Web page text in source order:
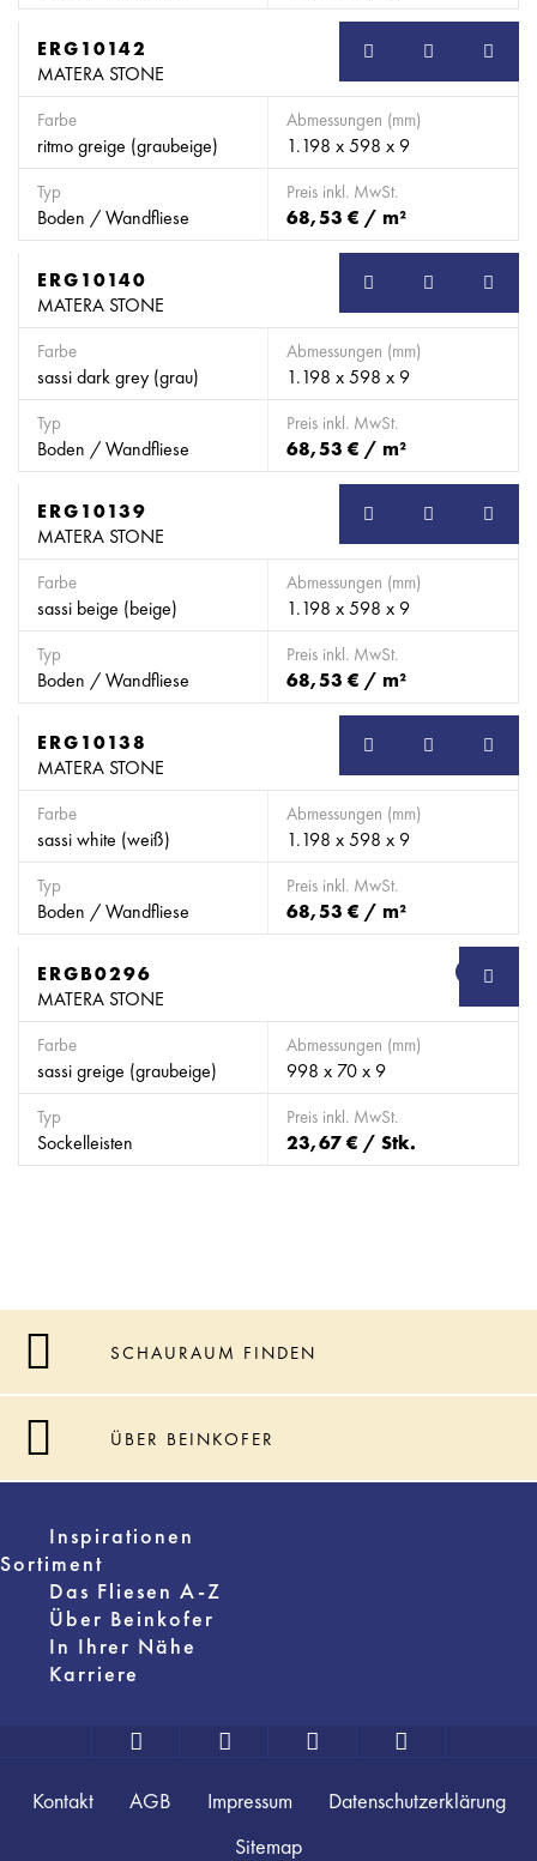
ERG10142
MATERA STONE
Farbe
ritmo greige (graubeige)
Abmessungen (mm)
1.198 x 598 x 9
Typ
Boden / Wandfliese
Preis inkl. MwSt.
68,53 € / m²
ERG10140
MATERA STONE
Farbe
sassi dark grey (grau)
Abmessungen (mm)
1.198 x 598 x 9
Typ
Boden / Wandfliese
Preis inkl. MwSt.
68,53 € / m²
ERG10139
MATERA STONE
Farbe
sassi beige (beige)
Abmessungen (mm)
1.198 x 598 x 9
Typ
Boden / Wandfliese
Preis inkl. MwSt.
68,53 € / m²
ERG10138
MATERA STONE
Farbe
sassi white (weiß)
Abmessungen (mm)
1.198 x 598 x 9
Typ
Boden / Wandfliese
Preis inkl. MwSt.
68,53 € / m²
SB
ERGB0296
MATERA STONE
Farbe
sassi greige (graubeige)
Abmessungen (mm)
998 x 70 x 9
Typ
Sockelleisten
Preis inkl. MwSt.
23,67 € / Stk.
SCHAURAUM FINDEN
ÜBER BEINKOFER
Inspirationen
Sortiment
Das Fliesen A-Z
Über Beinkofer
In Ihrer Nähe
Karriere
Kontakt AGB Impressum
Datenschutzerklärung
Sitemap